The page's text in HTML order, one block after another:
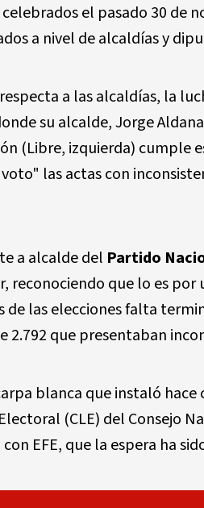
el pasado 30 de
a nivel de alcaldías y
a las alcaldías, la
su alcalde, Jorge
(Libre, izquierda) cumple
las actas con
a alcalde del Partido
reconociendo que lo es
de las elecciones falta
2.792 que presentaban
blanca que instaló
(CLE) del Consejo
EFE, que la espera ha